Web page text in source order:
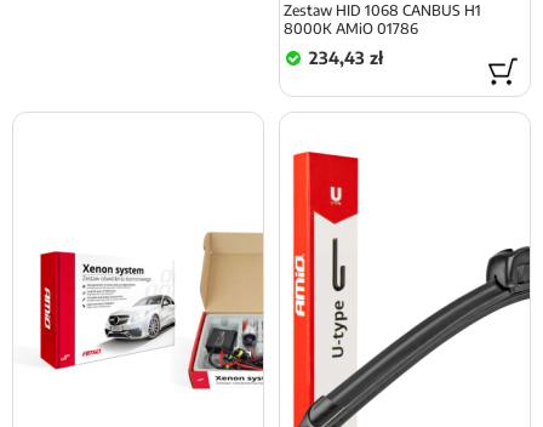
Zestaw HID 1068 CANBUS H1
8000K AMiO 01786
234,43 zł